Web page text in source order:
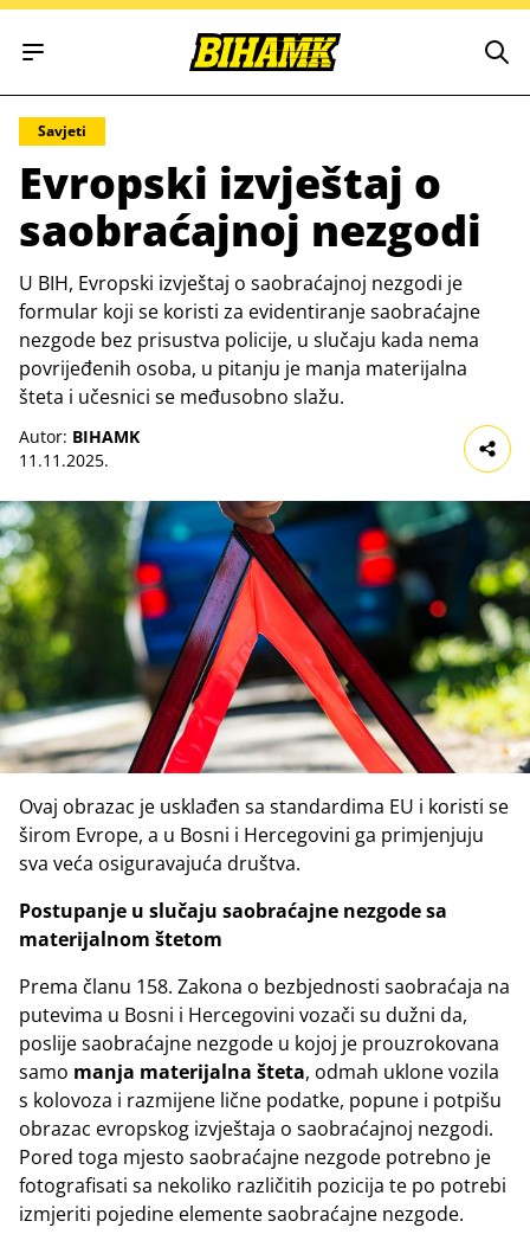
Open main menu
Savjeti
Evropski izvještaj o
saobraćajnoj nezgodi
U BIH, Evropski izvještaj o saobraćajnoj nezgodi je
formular koji se koristi za evidentiranje saobraćajne
nezgode bez prisustva policije, u slučaju kada nema
povrijeđenih osoba, u pitanju je manja materijalna
šteta i učesnici se međusobno slažu.
Autor: BIHAMK
11.11.2025.
Ovaj obrazac je usklađen sa standardima EU i koristi se
širom Evrope, a u Bosni i Hercegovini ga primjenjuju
sva veća osiguravajuća društva.
Postupanje u slučaju saobraćajne nezgode sa
materijalnom štetom
Prema članu 158. Zakona o bezbjednosti saobraćaja na
putevima u Bosni i Hercegovini vozači su dužni da,
poslije saobraćajne nezgode u kojoj je prouzrokovana
samo manja materijalna šteta, odmah uklone vozila
s kolovoza i razmijene lične podatke, popune i potpišu
obrazac evropskog izvještaja o saobraćajnoj nezgodi.
Pored toga mjesto saobraćajne nezgode potrebno je
fotografisati sa nekoliko različitih pozicija te po potrebi
izmjeriti pojedine elemente saobraćajne nezgode.